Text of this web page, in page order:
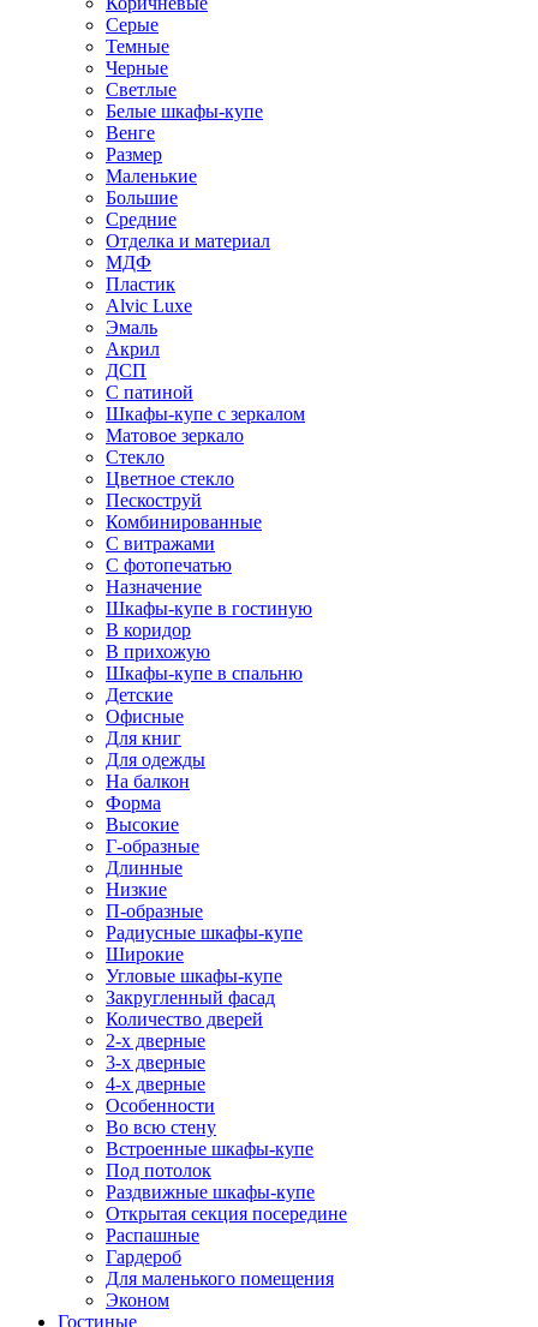
Серые
Темные
Черные
Светлые
Белые шкафы-купе
Венге
Размер
Маленькие
Большие
Средние
Отделка и материал
МДФ
Пластик
Alvic Luxe
Эмаль
Акрил
ДСП
С патиной
Шкафы-купе с зеркалом
Матовое зеркало
Стекло
Цветное стекло
Пескоструй
Комбинированные
С витражами
С фотопечатью
Назначение
Шкафы-купе в гостиную
В коридор
В прихожую
Шкафы-купе в спальню
Детские
Офисные
Для книг
Для одежды
На балкон
Форма
Высокие
Г-образные
Длинные
Низкие
П-образные
Радиусные шкафы-купе
Широкие
Угловые шкафы-купе
Закругленный фасад
Количество дверей
2-х дверные
3-х дверные
4-х дверные
Особенности
Во всю стену
Встроенные шкафы-купе
Под потолок
Раздвижные шкафы-купе
Открытая секция посередине
Распашные
Гардероб
Для маленького помещения
Эконом
Гостиные